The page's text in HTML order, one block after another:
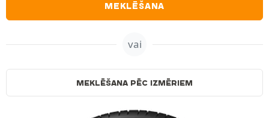
MEKLĒŠANA
vai
MEKLĒŠANA PĒC IZMĒRIEM